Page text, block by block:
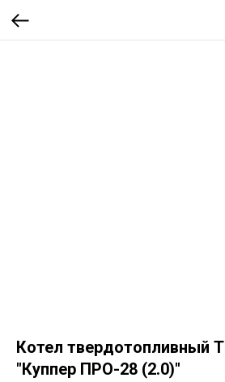
Котел твердотопливный
"Куппер ПРО-28 (2.0)"